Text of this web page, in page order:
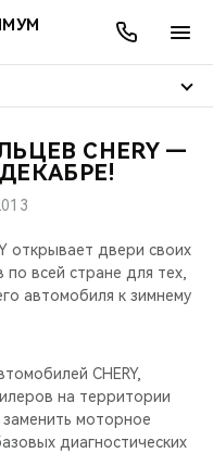
CHERY —
открывает двери своих
всей стране для тех,
автомобиля к зимнему
CHERY,
на территории
моторное
диагностических